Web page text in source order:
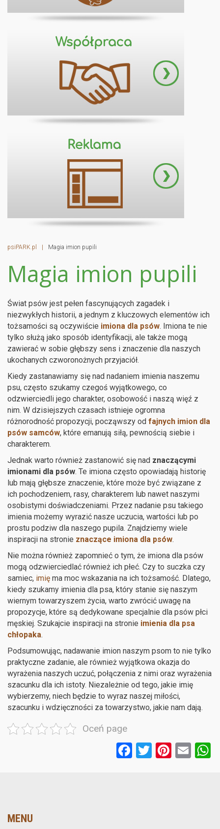
psiPARK.pl | Magia imion pupili
Magia imion pupili
Świat psów jest pełen fascynujących zagadek i
niezwykłych historii, a jednym z kluczowych elementów ich
tożsamości są oczywiście imiona dla psów. Imiona te nie
tylko służą jako sposób identyfikacji, ale także mogą
zawierać w sobie głębszy sens i znaczenie dla naszych
ukochanych czworonożnych przyjaciół.
Kiedy zastanawiamy się nad nadaniem imienia naszemu
psu, często szukamy czegoś wyjątkowego, co
odzwierciedli jego charakter, osobowość i naszą więź z
nim. W dzisiejszych czasach istnieje ogromna
różnorodność propozycji, począwszy od fajnych imion dla
psów samców, które emanują siłą, pewnością siebie i
charakterem.
Jednak warto również zastanowić się nad znaczącymi
imionami dla psów. Te imiona często opowiadają historię
lub mają głębsze znaczenie, które może być związane z
ich pochodzeniem, rasy, charakterem lub nawet naszymi
osobistymi doświadczeniami. Przez nadanie psu takiego
imienia możemy wyrazić nasze uczucia, wartości lub po
prostu podziw dla naszego pupila. Znajdziemy wiele
inspiracji na stronie znaczące imiona dla psów.
Nie można również zapomnieć o tym, że imiona dla psów
mogą odzwierciedlać również ich płeć. Czy to suczka czy
samiec, imię ma moc wskazania na ich tożsamość. Dlatego,
kiedy szukamy imienia dla psa, który stanie się naszym
wiernym towarzyszem życia, warto zwrócić uwagę na
propozycje, które są dedykowane specjalnie dla psów płci
męskiej. Szukajcie inspiracji na stronie imienia dla psa
chłopaka.
Podsumowując, nadawanie imion naszym psom to nie tylko
praktyczne zadanie, ale również wyjątkowa okazja do
wyrażenia naszych uczuć, połączenia z nimi oraz wyrażenia
szacunku dla ich istoty. Niezależnie od tego, jakie imię
wybierzemy, niech będzie to wyraz naszej miłości,
szacunku i wdzięczności za towarzystwo, jakie nam dają.
Oceń page
F T Pi E
MENU